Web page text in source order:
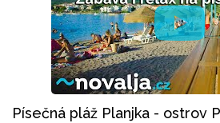
Písečná pláž Planjka - ostrov